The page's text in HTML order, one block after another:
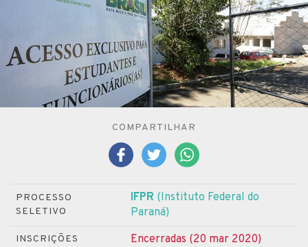
COMPARTILHAR
PROCESSO
SELETIVO
IFPR (Instituto Federal do
Paraná)
INSCRIÇÕES Encerradas (20 mar 2020)